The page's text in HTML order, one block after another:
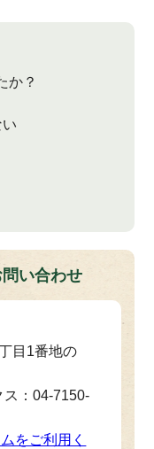
か？
問い合わせ
目1番地の
：04-7150-
をご利用く